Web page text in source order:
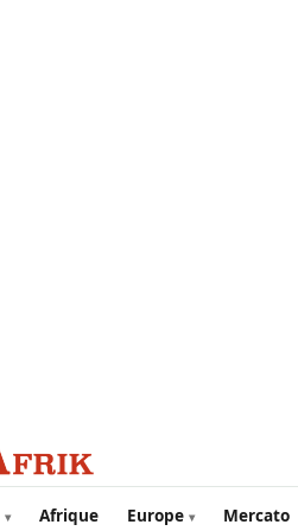
Afrique Europe Mercato